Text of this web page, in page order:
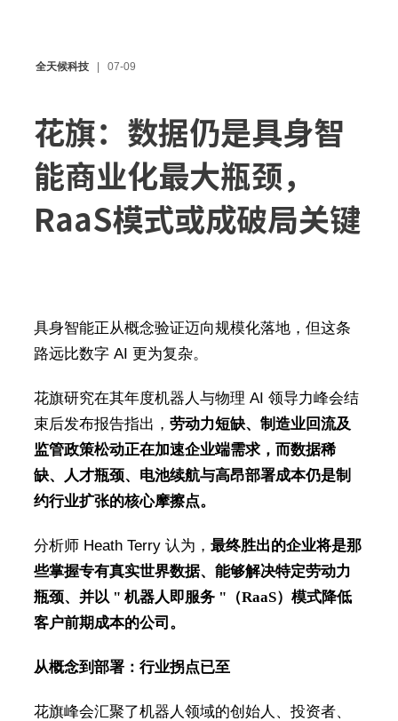
全天候科技 07-09
花旗：数据仍是具身智
能商业化最大瓶颈，
RaaS模式或成破局关键
具身智能正从概念验证迈向规模化落地，但这条
路远比数字 AI 更为复杂。
花旗研究在其年度机器人与物理 AI 领导力峰会结
束后发布报告指出， 劳动力短缺、制造业回流及
监管政策松动正在加速企业端需求，而数据稀
缺、人才瓶颈、电池续航与高昂部署成本仍是制
约行业扩张的核心摩擦点。
分析师 Heath Terry 认为， 最终胜出的企业将是那
些掌握专有真实世界数据、能够解决特定劳动力
瓶颈、并以 " 机器人即服务 "（RaaS）模式降低
客户前期成本的公司。
从概念到部署：行业拐点已至
花旗峰会汇聚了机器人领域的创始人、投资者、